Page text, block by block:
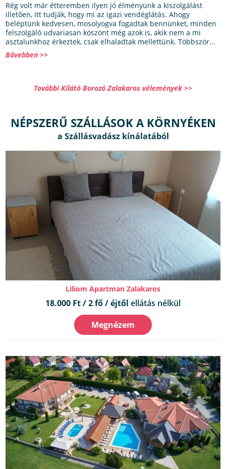
Rég volt már étteremben ilyen jó élményünk a kiszolgálást
illetően, itt tudják, hogy mi az igazi vendéglátás. Ahogy
beléptünk kedvesen, mosolyogva fogadtak bennünket, minden
felszolgáló udvariasan köszönt még azok is, akik nem a mi
asztalunkhoz érkeztek, csak elhaladtak mellettünk. Többször...
Bővebben >>
További Kilátó Borozó Zalakaros vélemények >>
NÉPSZERŰ SZÁLLÁSOK A KÖRNYÉKEN
Liliom Apartman Zalakaros
18.000 Ft / 2 fő / éjtől ellátás nélkül
Megnézem